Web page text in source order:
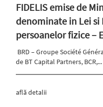
FIDELIS emise de
denominate in Lei si
persoanelor fizice –
BRD – Groupe Société
de BT Capital Partners, BCR,...
află detalii